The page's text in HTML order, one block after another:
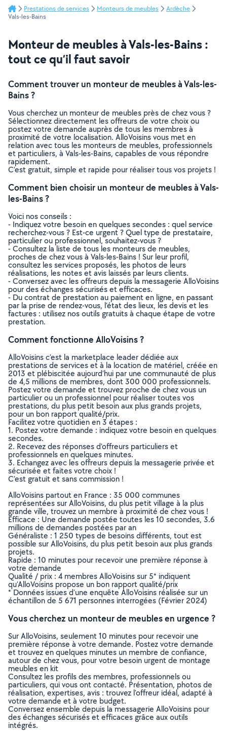
Prestations de services Monteurs de meubles
Ardèche
Vals-les-Bains
Monteur de meubles à Vals-les-Bains :
tout ce qu’il faut savoir
Comment trouver un monteur de meubles à Vals-les-
Bains ?
Vous cherchez un monteur de meubles près de chez vous ?
Sélectionnez directement les offreurs de votre choix ou
postez votre demande auprès de tous les membres à
proximité de votre localisation. AlloVoisins vous met en
relation avec tous les monteurs de meubles, professionnels
et particuliers, à Vals-les-Bains, capables de vous répondre
rapidement.
C’est gratuit, simple et rapide pour réaliser tous vos projets !
Comment bien choisir un monteur de meubles à Vals-
les-Bains ?
Voici nos conseils :
- Indiquez votre besoin en quelques secondes : quel service
recherchez-vous ? Est-ce urgent ? Quel type de prestataire,
particulier ou professionnel, souhaitez-vous ?
- Consultez la liste de tous les monteurs de meubles,
proches de chez vous à Vals-les-Bains ! Sur leur profil,
consultez les services proposés, les photos de leurs
réalisations, les notes et avis laissés par leurs clients.
- Conversez avec les offreurs depuis la messagerie AlloVoisins
pour des échanges sécurisés et efficaces.
- Du contrat de prestation au paiement en ligne, en passant
par la prise de rendez-vous, l’état des lieux, les devis et les
factures : utilisez nos outils gratuits à chaque étape de votre
prestation.
Comment fonctionne AlloVoisins ?
AlloVoisins c’est la marketplace leader dédiée aux
prestations de services et à la location de matériel, créée en
2013 et plébiscitée aujourd’hui par une communauté de plus
de 4,5 millions de membres, dont 300 000 professionnels.
Postez votre demande et trouvez proche de chez vous un
particulier ou un professionnel pour réaliser toutes vos
prestations, du plus petit besoin aux plus grands projets,
pour un bon rapport qualité/prix.
Facilitez votre quotidien en 3 étapes :
1. Postez votre demande : indiquez votre besoin en quelques
secondes.
2. Recevez des réponses d’offreurs particuliers et
professionnels en quelques minutes.
3. Echangez avec les offreurs depuis la messagerie privée et
sécurisée et faites votre choix !
C’est gratuit et sans commission !
AlloVoisins partout en France : 35 000 communes
représentées sur AlloVoisins, du plus petit village à la plus
grande ville, trouvez un membre à proximité de chez vous !
Efficace : Une demande postée toutes les 10 secondes, 3.6
millions de demandes postées par an
Généraliste : 1 250 types de besoins différents, tout est
possible sur AlloVoisins, du plus petit besoin aux plus grands
projets.
Rapide : 10 minutes pour recevoir une première réponse à
votre demande
Qualité / prix : 4 membres AlloVoisins sur 5* indiquent
qu’AlloVoisins propose un bon rapport qualité/prix
* Données issues d’une enquête AlloVoisins réalisée sur un
échantillon de 5 671 personnes interrogées (Février 2024)
Vous cherchez un monteur de meubles en urgence ?
Sur AlloVoisins, seulement 10 minutes pour recevoir une
première réponse à votre demande. Postez votre demande
et trouvez en quelques minutes un membre de confiance,
autour de chez vous, pour votre besoin urgent de montage
meubles en kit
Consultez les profils des membres, professionnels ou
particuliers, qui vous ont contacté. Présentation, photos de
réalisation, expertises, avis : trouvez l'offreur idéal, adapté à
votre demande et à votre budget.
Conversez ensemble depuis la messagerie AlloVoisins pour
des échanges sécurisés et efficaces grâce aux outils
intégrés.